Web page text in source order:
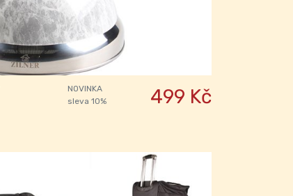
NOVINKA
sleva 10%
499 Kč